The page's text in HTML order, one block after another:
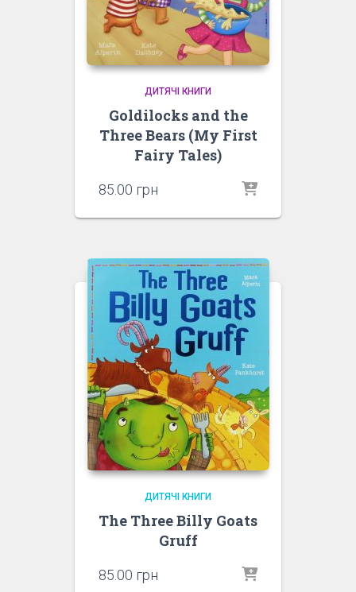
ДИТЯЧІ КНИГИ
Goldilocks and the
Three Bears (My First
Fairy Tales)
85.00 грн
ДИТЯЧІ КНИГИ
The Three Billy Goats
Gruff
85.00 грн